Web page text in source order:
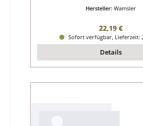
Hersteller: Wamsler
Regulärer
22,19 €
Sofort verfügbar, Lieferzeit:
Details